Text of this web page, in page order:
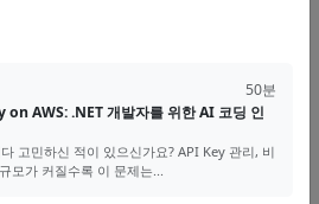
50분
AWS: .NET 개발자를 위한 AI 코딩 인
고민하신 적이 있으신가요? API Key 관리, 비
가 커질수록 이 문제는...